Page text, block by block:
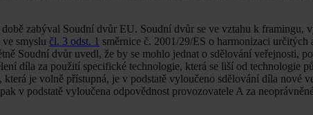
zabýval Soudní dvůr EU. Soudní dvůr se ve vztahu k framingu,
ve smyslu čl. 3 odst. 1 směrnice č. 2001/29/ES o harmonizaci
Soudní dvůr uvedl, že by se mohlo jednat o sdělování veřejnosti,
díla za použití specifické technologie, která se liší od technologie
která je volně přístupná, je v podstatě vyloučeno sdělování díla nové
v podstatě vyloučena odpovědnost provozovatele A za